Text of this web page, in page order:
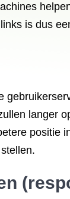
is dus
langer
positie